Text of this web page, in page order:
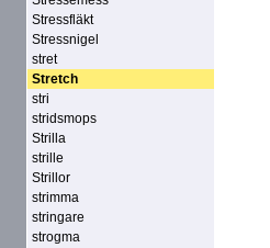
Stressfläkt
Stressnigel
stret
Stretch
stri
stridsmops
Strilla
strille
Strillor
strimma
stringare
strogma